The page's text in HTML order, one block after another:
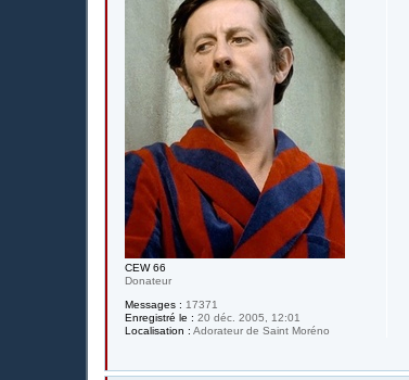
CEW 66
Donateur
Messages : 17371
Enregistré le : 20 déc. 2005, 12:01
Localisation : Adorateur de Saint Moréno